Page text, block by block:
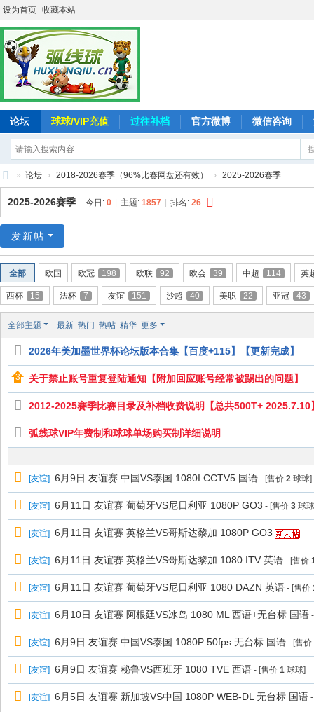
设为首页 收藏本站
论坛 球球/VIP充值 过往补档 官方微博 微信咨询
弧
线
-
追
求
致
» 论坛 › 2018-2026赛季（96%比赛网盘还有效） › 2025-2026赛季
2025-2026赛季 今日: 0 主题: 1857 排名: 26
发新帖
全部 欧国 欧冠 198 欧联 92 欧会 39 中超 114 英
西杯 15 法杯 7 友谊 151 沙超 40 美职 22 亚冠 43
全部主题 最新 热门 热帖 精华 更多
2026年美加墨世界杯论坛版本合集【百度+115】【更新完成】
关于禁止账号重复登陆通知【附加回应账号经常被踢出的问题】
2012-2025赛季比赛目录及补档收费说明【总共500T+ 2025.7.10
弧线球VIP年费制和球球单场购买制详细说明
[友谊] 6月9日 友谊赛 中国VS泰国 1080I CCTV5 国语 - [售价 2 球球]
[友谊] 6月11日 友谊赛 葡萄牙VS尼日利亚 1080P GO3 - [售价 3 球
[友谊] 6月11日 友谊赛 英格兰VS哥斯达黎加 1080P GO3
[友谊] 6月11日 友谊赛 英格兰VS哥斯达黎加 1080 ITV 英语 - [售价
[友谊] 6月11日 友谊赛 葡萄牙VS尼日利亚 1080 DAZN 英语 - [售价
[友谊] 6月10日 友谊赛 阿根廷VS冰岛 1080 ML 西语+无台标 国语
[友谊] 6月9日 友谊赛 中国VS泰国 1080P 50fps 无台标 国语 - [售价
[友谊] 6月9日 友谊赛 秘鲁VS西班牙 1080 TVE 西语 - [售价 1 球球]
[友谊] 6月5日 友谊赛 新加坡VS中国 1080P WEB-DL 无台标 国语